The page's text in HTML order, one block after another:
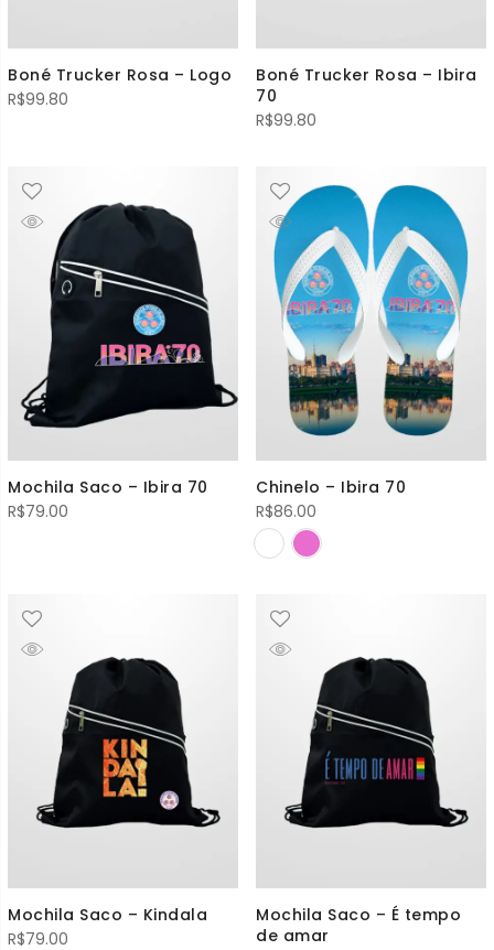
Boné Trucker Rosa – Logo
R$99.80
Boné Trucker Rosa – Ibira
70
R$99.80
Mochila Saco – Ibira 70
R$79.00
Chinelo – Ibira 70
R$86.00
Mochila Saco – Kindala
R$79.00
Mochila Saco – É tempo
de amar